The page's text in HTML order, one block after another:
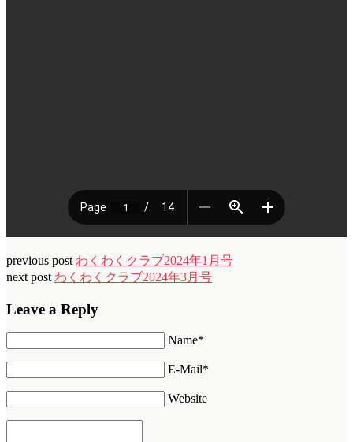
previous post わくわくクラブ2024年1月号
next post わくわくクラブ2024年3月号
Leave a Reply
Name*
E-Mail*
Website